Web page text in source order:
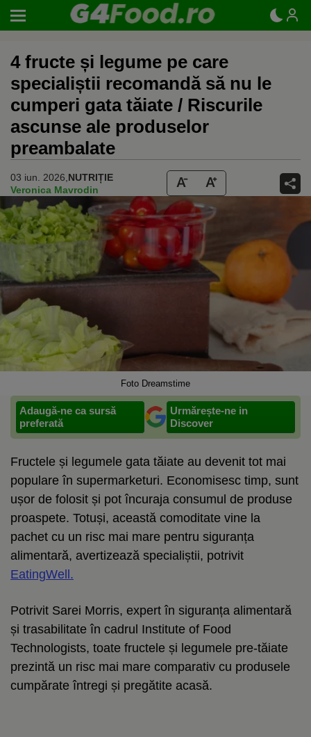
4 fructe și legume pe care
specialiștii recomandă să nu le
cumperi gata tăiate / Riscurile
ascunse ale produselor
preambalate
03 iun. 2026, NUTRIȚIE
Veronica Mavrodin
Foto Dreamstime
Adaugă-ne ca sursă
preferată
Urmărește-ne in
Discover
Fructele și legumele gata tăiate au devenit tot mai
populare în supermarketuri. Economisesc timp, sunt
ușor de folosit și pot încuraja consumul de produse
proaspete. Totuși, această comoditate vine la
pachet cu un risc mai mare pentru siguranța
alimentară, avertizează specialiștii, potrivit
EatingWell.
Potrivit Sarei Morris, expert în siguranța alimentară
și trasabilitate în cadrul Institute of Food
Technologists, toate fructele și legumele pre-tăiate
prezintă un risc mai mare comparativ cu produsele
cumpărate întregi și pregătite acasă.